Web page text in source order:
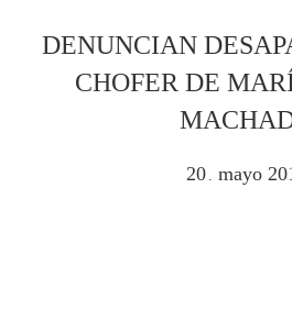
DENUNCIAN
CHOFER DE
20 mayo